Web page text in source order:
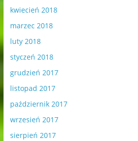
kwiecień 2018
marzec 2018
luty 2018
styczeń 2018
grudzień 2017
listopad 2017
październik 2017
wrzesień 2017
sierpień 2017